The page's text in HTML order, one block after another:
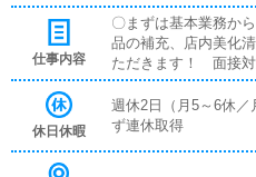
全週休2日」の場合
歩合＝月収35万円以
＋交通費もちろん日
仕事内容
〇まずは基本業務か
品の補充、店内美化
ただきます！ 面接対
注など、お店の売上
とができます。〇店
グループですので、
休日休暇
週休2日（月5～6休
ず連休取得